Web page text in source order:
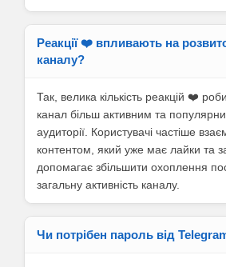
Реакції ❤️ впливають на
каналу?
Так, велика кількість реакцій ❤️
канал більш активним та
аудиторії. Користувачі частіше
контентом, який уже має лайки та
допомагає збільшити охоплення
загальну активність каналу.
Чи потрібен пароль від